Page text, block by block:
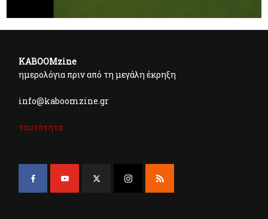
KABOOMzine
ημερολόγια πριν από τη μεγάλη έκρηξη
info@kaboomzine.gr
ταυτότητα